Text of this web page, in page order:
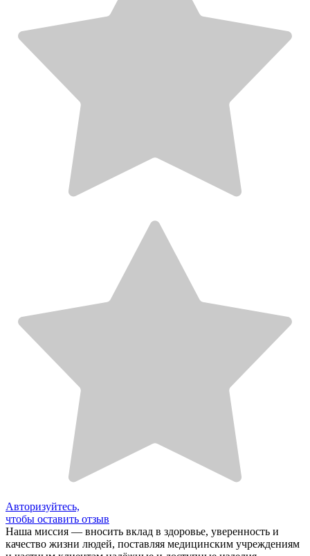
Авторизуйтесь,
чтобы оставить отзыв
Наша миссия — вносить вклад в здоровье, уверенность и
качество жизни людей, поставляя медицинским учреждениям